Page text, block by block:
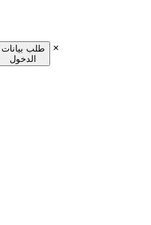
طلب بيانات
الدخول
×